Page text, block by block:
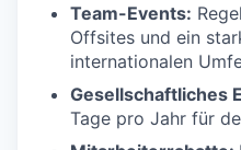
Team-Events:
Offsites und ein
internationalen
Gesellschaftliches
Tage pro Jahr für